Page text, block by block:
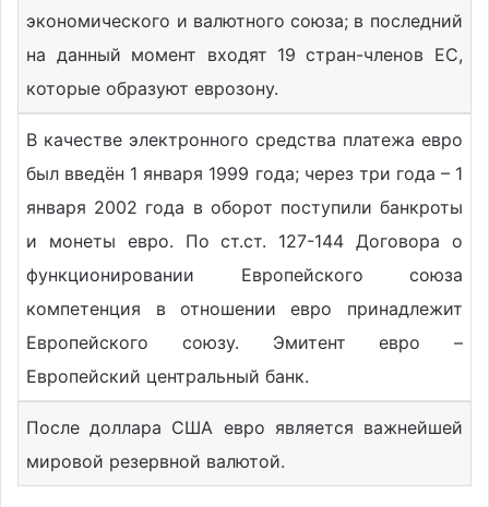
экономического и валютного союза; в последний
на данный момент входят 19 стран-членов ЕС,
которые образуют еврозону.
В качестве электронного средства платежа евро
был введён 1 января 1999 года; через три года – 1
января 2002 года в оборот поступили банкроты
и монеты евро. По ст.ст. 127-144 Договора о
функционировании Европейского союза
компетенция в отношении евро принадлежит
Европейского союзу. Эмитент евро –
Европейский центральный банк.
После доллара США евро является важнейшей
мировой резервной валютой.